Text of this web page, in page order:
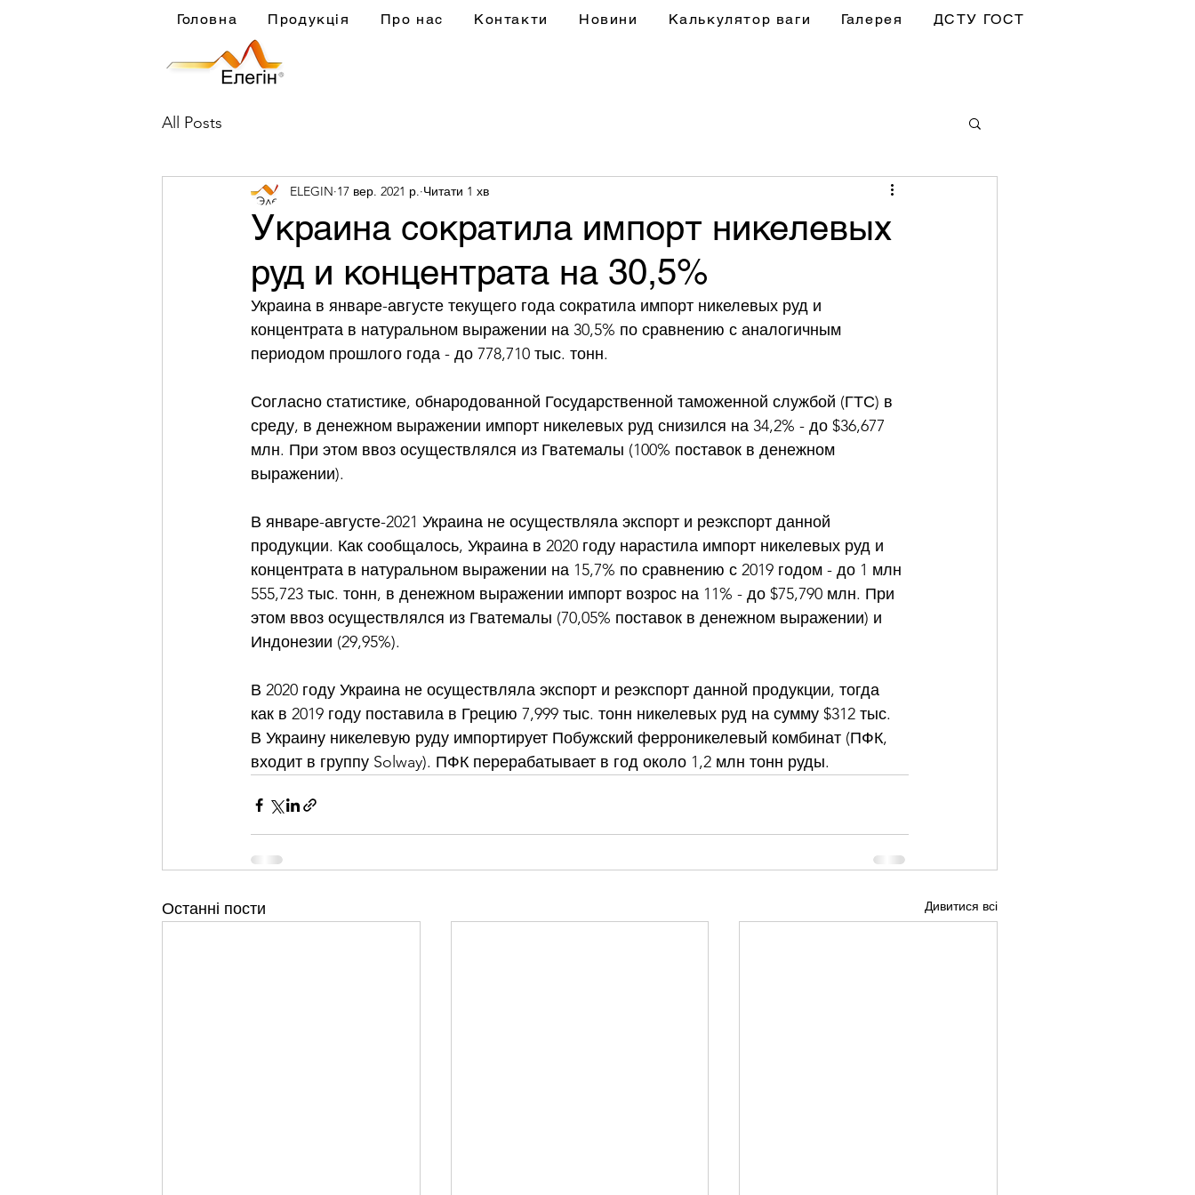
Головна Продукція Про нас Контакти Новини Калькулятор ваги Галерея ДСТУ ГОСТ
All Posts
Украина сократила импорт никелевых
руд и концентрата на 30,5%
ELEGIN 17 вер. 2021 р. Читати 1 хв
Украина в январе-августе текущего года сократила импорт никелевых руд и
концентрата в натуральном выражении на 30,5% по сравнению с аналогичным
периодом прошлого года - до 778,710 тыс. тонн.
Согласно статистике, обнародованной Государственной таможенной службой (ГТС) в
среду, в денежном выражении импорт никелевых руд снизился на 34,2% - до $36,677
млн. При этом ввоз осуществлялся из Гватемалы (100% поставок в денежном
выражении).
В январе-августе-2021 Украина не осуществляла экспорт и реэкспорт данной
продукции. Как сообщалось, Украина в 2020 году нарастила импорт никелевых руд и
концентрата в натуральном выражении на 15,7% по сравнению с 2019 годом - до 1 млн
555,723 тыс. тонн, в денежном выражении импорт возрос на 11% - до $75,790 млн. При
этом ввоз осуществлялся из Гватемалы (70,05% поставок в денежном выражении) и
Индонезии (29,95%).
В 2020 году Украина не осуществляла экспорт и реэкспорт данной продукции, тогда
как в 2019 году поставила в Грецию 7,999 тыс. тонн никелевых руд на сумму $312 тыс.
В Украину никелевую руду импортирует Побужский ферроникелевый комбинат (ПФК,
входит в группу Solway). ПФК перерабатывает в год около 1,2 млн тонн руды.
Останні пости Дивитися всі